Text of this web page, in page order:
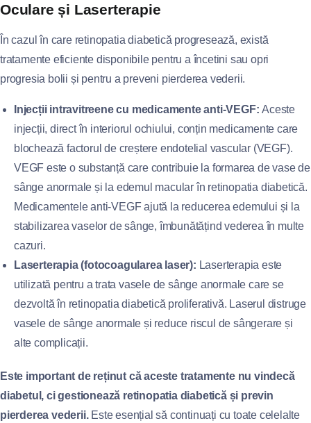
Oculare și Laserterapie
În cazul în care retinopatia diabetică progresează, există
tratamente eficiente disponibile pentru a încetini sau opri
progresia bolii și pentru a preveni pierderea vederii.
Injecții intravitreene cu medicamente anti-VEGF: Aceste
injecții, direct în interiorul ochiului, conțin medicamente care
blochează factorul de creștere endotelial vascular (VEGF).
VEGF este o substanță care contribuie la formarea de vase de
sânge anormale și la edemul macular în retinopatia diabetică.
Medicamentele anti-VEGF ajută la reducerea edemului și la
stabilizarea vaselor de sânge, îmbunătățind vederea în multe
cazuri.
Laserterapia (fotocoagularea laser): Laserterapia este
utilizată pentru a trata vasele de sânge anormale care se
dezvoltă în retinopatia diabetică proliferativă. Laserul distruge
vasele de sânge anormale și reduce riscul de sângerare și
alte complicații.
Este important de reținut că aceste tratamente nu vindecă
diabetul, ci gestionează retinopatia diabetică și previn
pierderea vederii.Este esențial să continuați cu toate celelalte